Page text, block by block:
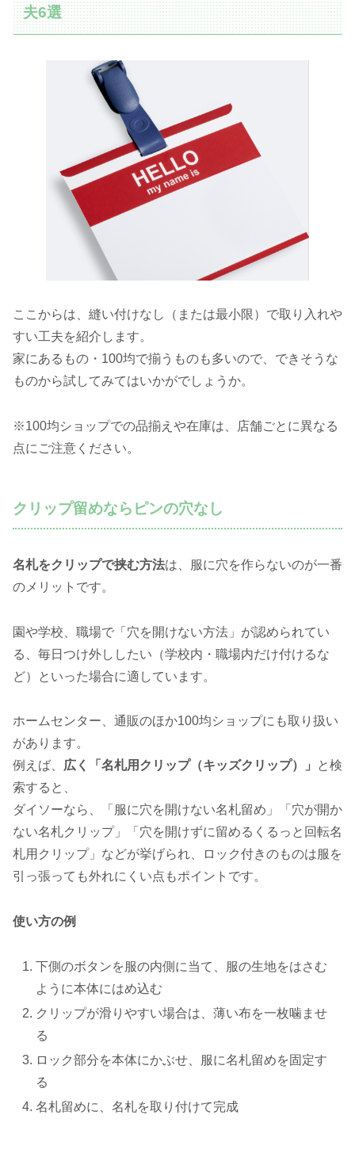
夫6選
ここからは、縫い付けなし（または最小限）で取り入れや
すい工夫を紹介します。
家にあるもの・100均で揃うものも多いので、できそうな
ものから試してみてはいかがでしょうか。
※100均ショップでの品揃えや在庫は、店舗ごとに異なる
点にご注意ください。
クリップ留めならピンの穴なし
名札をクリップで挟む方法は、服に穴を作らないのが一番
のメリットです。
園や学校、職場で「穴を開けない方法」が認められてい
る、毎日つけ外ししたい（学校内・職場内だけ付けるな
ど）といった場合に適しています。
ホームセンター、通販のほか100均ショップにも取り扱い
があります。
例えば、 広く「名札用クリップ（キッズクリップ）」
と検
索すると、
ダイソーなら、「服に穴を開けない名札留め」「穴が開か
ない名札クリップ」「穴を開けずに留めるくるっと回転名
札用クリップ」などが挙げられ、ロック付きのものは服を
引っ張っても外れにくい点もポイントです。
使い方の例
下側のボタンを服の内側に当て、服の生地をはさむ
ように本体にはめ込む
クリップが滑りやすい場合は、薄い布を一枚噛ませ
る
ロック部分を本体にかぶせ、服に名札留めを固定す
る
名札留めに、名札を取り付けて完成